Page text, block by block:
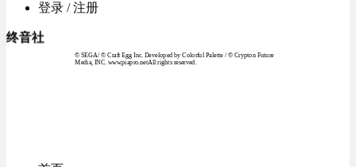
登录 / 注册
终音社
© SEGA / © Craft Egg Inc. Developed by Colorful Palette / © Crypton Future
Media, INC. www.piapro.netAll rights reserved.